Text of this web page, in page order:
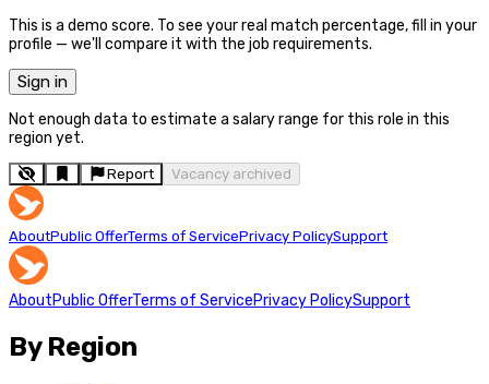
This is a demo score. To see your real match percentage, fill in your
profile — we'll compare it with the job requirements.
Sign in
Not enough data to estimate a salary range for this role in this
region yet.
Report Vacancy archived
AboutPublic OfferTerms of ServicePrivacy PolicySupport
AboutPublic OfferTerms of ServicePrivacy PolicySupport
By Region